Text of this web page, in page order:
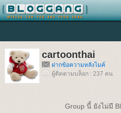
cartoonthai
ฝากข้อความหลังไมค์
ผู้ติดตามบล็อก : 237 คน
Group นี้ ยังไม่มี